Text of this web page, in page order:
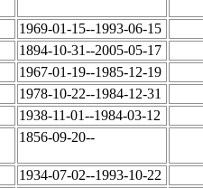
1969-01-15--1993-06-15
1894-10-31--2005-05-17
1967-01-19--1985-12-19
1978-10-22--1984-12-31
1938-11-01--1984-03-12
1856-09-20--
1934-07-02--1993-10-22